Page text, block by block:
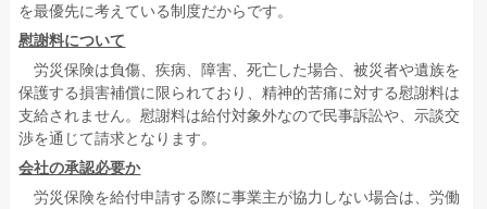
を最優先に考えている制度だからです。
慰謝料について
労災保険は負傷、疾病、障害、死亡した場合、被災者や遺族を
保護する損害補償に限られており、精神的苦痛に対する慰謝料は
支給されません。慰謝料は給付対象外なので民事訴訟や、示談交
渉を通じて請求となります。
会社の承認必要か
労災保険を給付申請する際に事業主が協力しない場合は、労働